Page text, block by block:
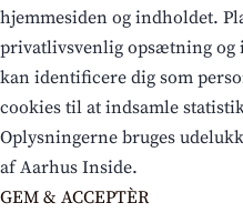
hjemmesiden og indholdet.
privatlivsvenlig opsætning og
kan identificere dig som
cookies til at indsamle
Oplysningerne bruges
af Aarhus Inside.
GEM & ACCEPTÈR